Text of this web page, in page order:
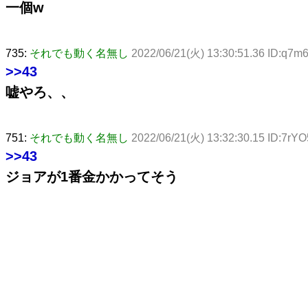
一個w
735: それでも動く名無し 2022/06/21(火) 13:30:51.36
>>43
嘘やろ、、
751: それでも動く名無し 2022/06/21(火) 13:32:30.15
>>43
ジョアが1番金かかってそう